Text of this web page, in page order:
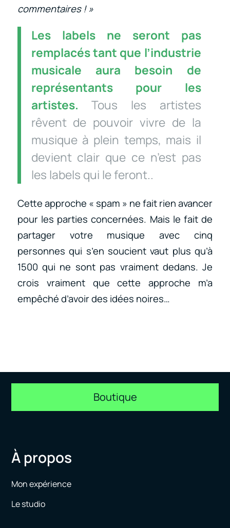
commentaires ! »
Les labels ne seront pas
remplacés tant que l’industrie
musicale aura besoin de
représentants pour les
artistes.Tous les artistes
rêvent de pouvoir vivre de la
musique à plein temps, mais il
devient clair que ce n’est pas
les labels qui le feront..
Cette approche « spam » ne fait rien avancer
pour les parties concernées. Mais le fait de
partager votre musique avec cinq
personnes qui s’en soucient vaut plus qu’à
1500 qui ne sont pas vraiment dedans. Je
crois vraiment que cette approche m’a
empêché d’avoir des idées noires…
Boutique
À propos
Mon expérience
Le studio